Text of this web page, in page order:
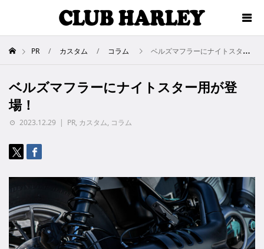
PR カスタム コラム ベルズマフラーにナイトスター用が登場！
ベルズマフラーにナイトスター用が登
場！
2023.12.29 PR, カスタム, コラム